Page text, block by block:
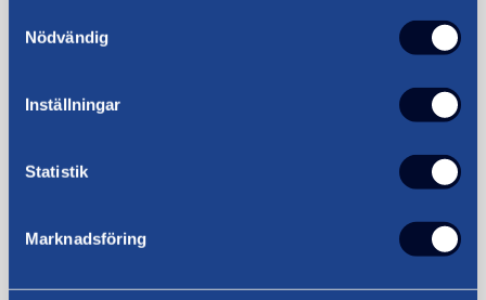
Nödvändig
Inställningar
Statistik
Marknadsföring
Utlandsflytt